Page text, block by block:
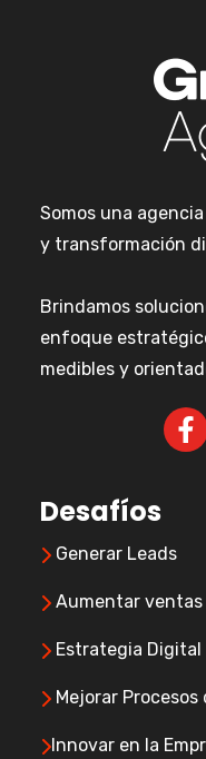
Somos una
y transformación
Brindamos
enfoque
medibles y
Desafíos
Generar Leads
Aumentar ventas
Estrategia Digital
Mejorar Procesos
Innovar en la